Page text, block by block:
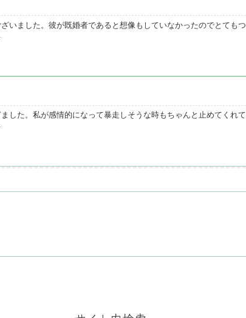
いました。彼が既婚者であると想像もしていなかったのでとても
した。私が感情的になって暴走しそうな時もちゃんと止めてくれ